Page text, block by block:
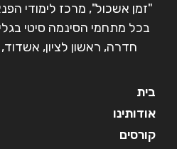
"זמן אשכול", מרכז לימודי
בכל מתחמי הסינמה סיטי
חדרה, ראשון לציון,
בית
אודותינו
קורסים